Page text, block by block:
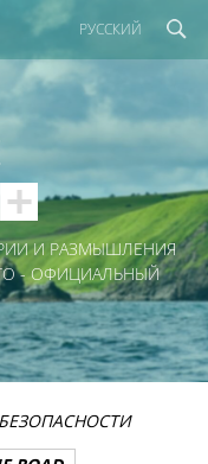
РУССКИЙ
И РАЗМЫШЛЕНИЯ
- ОФИЦИАЛЬНЫЙ